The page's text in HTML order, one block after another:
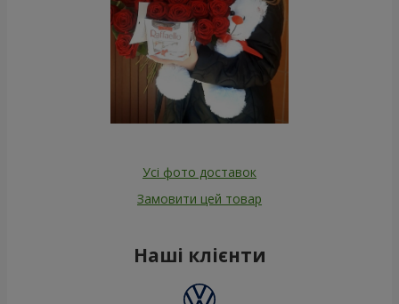
Усі фото доставок
Замовити цей товар
Наші клієнти